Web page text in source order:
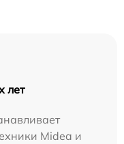
лет
Midea и